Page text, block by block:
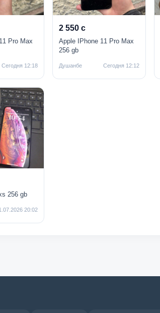
Pro Max
Сегодня 12:18
2 550 с
Apple IPhone 11 Pro Max
256 gb
Душанбе Сегодня 12:12
256 gb
20:02